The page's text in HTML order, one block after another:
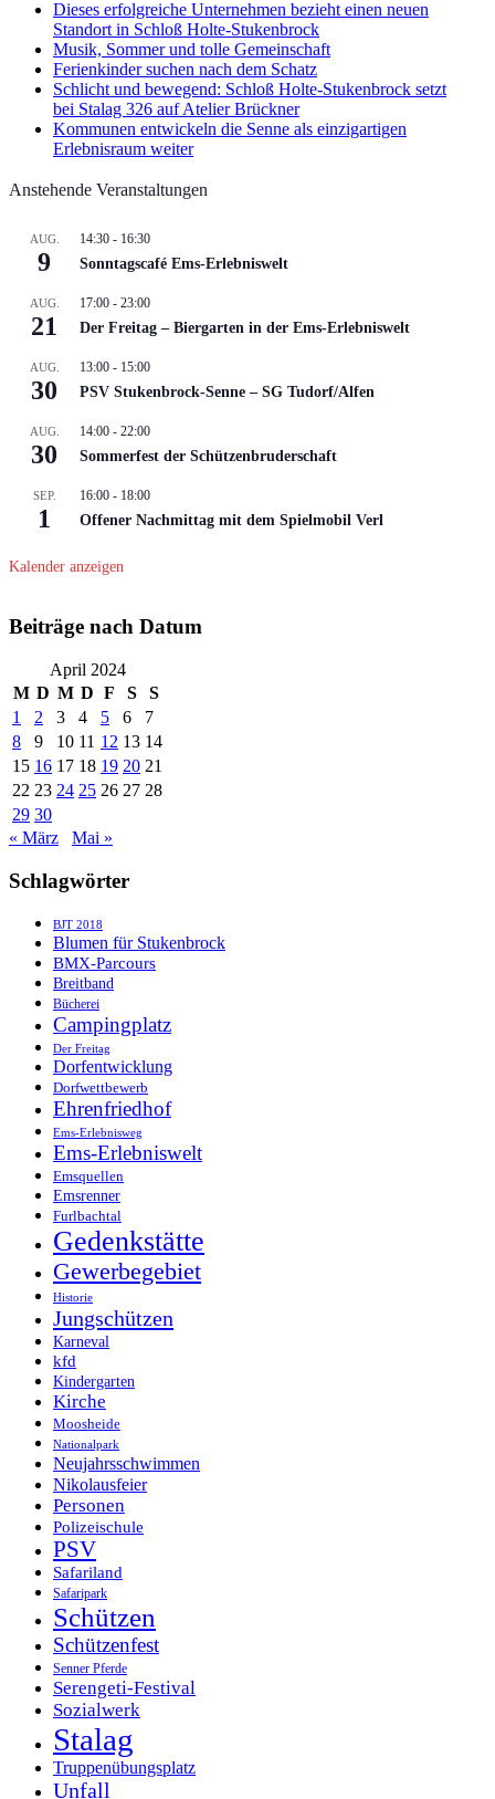
Dieses erfolgreiche Unternehmen bezieht einen neuen
Standort in Schloß Holte-Stukenbrock
Musik, Sommer und tolle Gemeinschaft
Ferienkinder suchen nach dem Schatz
Schlicht und bewegend: Schloß Holte-Stukenbrock setzt
bei Stalag 326 auf Atelier Brückner
Kommunen entwickeln die Senne als einzigartigen
Erlebnisraum weiter
Anstehende Veranstaltungen
AUG.
9
14:30 - 16:30
Sonntagscafé Ems-Erlebniswelt
AUG.
21
17:00 - 23:00
Der Freitag – Biergarten in der Ems-Erlebniswelt
AUG.
30
13:00 - 15:00
PSV Stukenbrock-Senne – SG Tudorf/Alfen
AUG.
30
14:00 - 22:00
Sommerfest der Schützenbruderschaft
SEP.
1
16:00 - 18:00
Offener Nachmittag mit dem Spielmobil Verl
Kalender anzeigen
Beiträge nach Datum
April 2024
M D M D F S
S
1
2 3 4 5 6
7
8
9 10 11 12 13 14
15 16 17 18 19 20 21
22 23 24 25 26 27 28
29 30
« März
Mai »
Schlagwörter
BJT 2018
Blumen für Stukenbrock
BMX-Parcours
Breitband
Bücherei
Campingplatz
Der Freitag
Dorfentwicklung
Dorfwettbewerb
Ehrenfriedhof
Ems-Erlebnisweg
Ems-Erlebniswelt
Emsquellen
Emsrenner
Furlbachtal
Gedenkstätte
Gewerbegebiet
Historie
Jungschützen
Karneval
kfd
Kindergarten
Kirche
Moosheide
Nationalpark
Neujahrsschwimmen
Nikolausfeier
Personen
Polizeischule
PSV
Safariland
Safaripark
Schützen
Schützenfest
Senner Pferde
Serengeti-Festival
Sozialwerk
Stalag
Truppenübungsplatz
Unfall